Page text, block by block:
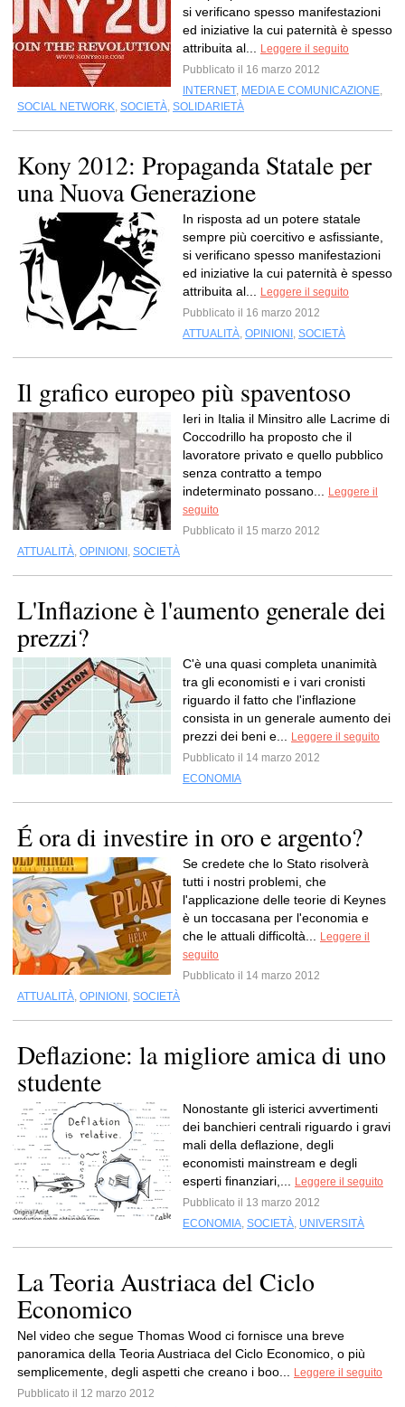
si verificano spesso manifestazioni
ed iniziative la cui paternità è spesso
attribuita al...
Leggere il seguito
Pubblicato il 16 marzo 2012
INTERNET, MEDIA E COMUNICAZIONE,
SOCIAL NETWORK, SOCIETÀ, SOLIDARIETÀ
Kony 2012: Propaganda Statale per
una Nuova Generazione
In risposta ad un potere statale
sempre più coercitivo e asfissiante,
si verificano spesso manifestazioni
ed iniziative la cui paternità è spesso
attribuita al...
Leggere il seguito
Pubblicato il 16 marzo 2012
ATTUALITÀ, OPINIONI , SOCIETÀ
Il grafico europeo più spaventoso
Ieri in Italia il Minsitro alle Lacrime di
Coccodrillo ha proposto che il
lavoratore privato e quello pubblico
senza contratto a tempo
indeterminato possano...
Leggere il
seguito
Pubblicato il 15 marzo 2012
ATTUALITÀ, OPINIONI , SOCIETÀ
L'Inflazione è l'aumento generale dei
prezzi?
C'è una quasi completa unanimità
tra gli economisti e i vari cronisti
riguardo il fatto che l'inflazione
consista in un generale aumento dei
prezzi dei beni e...
Leggere il seguito
Pubblicato il 14 marzo 2012
ECONOMIA
É ora di investire in oro e argento?
Se credete che lo Stato risolverà
tutti i nostri problemi, che
l'applicazione delle teorie di Keynes
è un toccasana per l'economia e
che le attuali difficoltà...
Leggere il
seguito
Pubblicato il 14 marzo 2012
ATTUALITÀ, OPINIONI , SOCIETÀ
Deflazione: la migliore amica di uno
studente
Nonostante gli isterici avvertimenti
dei banchieri centrali riguardo i gravi
mali della deflazione, degli
economisti mainstream e degli
esperti finanziari,...
Leggere il seguito
Pubblicato il 13 marzo 2012
ECONOMIA, SOCIETÀ, UNIVERSITÀ
La Teoria Austriaca del Ciclo
Economico
Nel video che segue Thomas Wood ci fornisce una breve
panoramica della Teoria Austriaca del Ciclo Economico, o più
semplicemente, degli aspetti che creano i boo...
Leggere il seguito
Pubblicato il 12 marzo 2012